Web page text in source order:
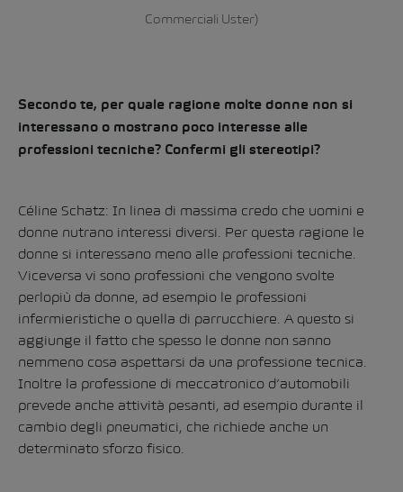
Commerciali Uster)
Secondo te, per quale ragione molte donne non si
interessano o mostrano poco interesse alle
professioni tecniche? Confermi gli stereotipi?
Céline Schatz: In linea di massima credo che uomini e
donne nutrano interessi diversi. Per questa ragione le
donne si interessano meno alle professioni tecniche.
Viceversa vi sono professioni che vengono svolte
perlopiù da donne, ad esempio le professioni
infermieristiche o quella di parrucchiere. A questo si
aggiunge il fatto che spesso le donne non sanno
nemmeno cosa aspettarsi da una professione tecnica.
Inoltre la professione di meccatronico d’automobili
prevede anche attività pesanti, ad esempio durante il
cambio degli pneumatici, che richiede anche un
determinato sforzo fisico.